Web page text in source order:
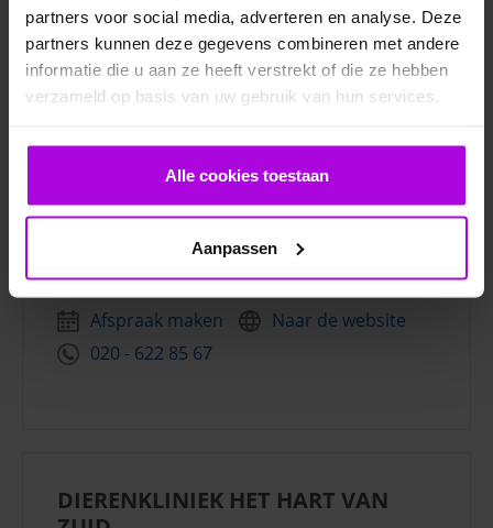
partners voor social media, adverteren en analyse. Deze
partners kunnen deze gegevens combineren met andere
informatie die u aan ze heeft verstrekt of die ze hebben
verzameld op basis van uw gebruik van hun services.
Alle cookies toestaan
Aanpassen
Afspraak maken
Naar de website
020 - 682 68 19
CARESSA DIERENKLINIEK 76
AMSTERDAM
Plantage Middenlaan 76, 1018 DJ Amsterdam
Afspraak maken
Naar de website
020 - 622 85 67
DIERENKLINIEK HET HART VAN